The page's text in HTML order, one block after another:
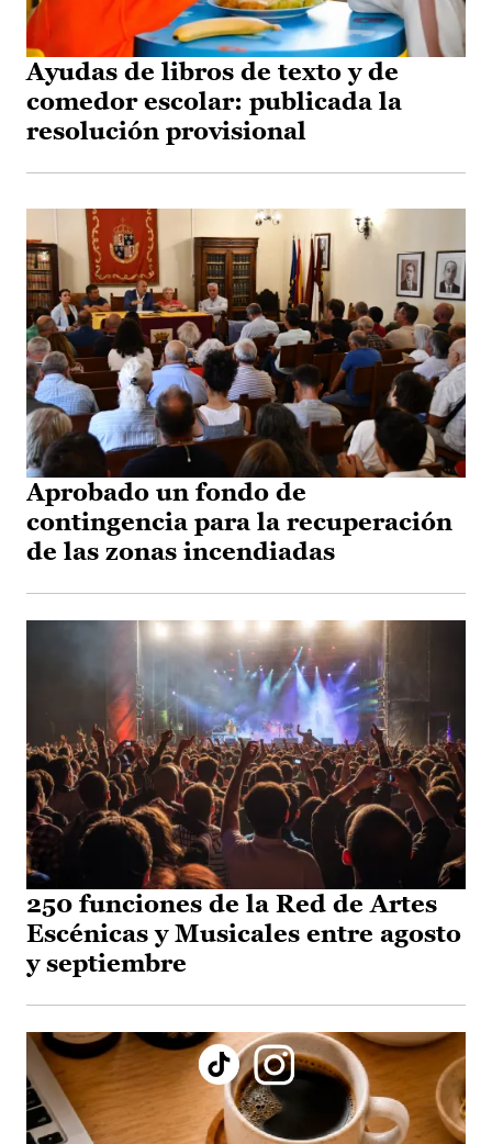
Ayudas de libros de texto y de
comedor escolar: publicada la
resolución provisional
Aprobado un fondo de
contingencia para la recuperación
de las zonas incendiadas
250 funciones de la Red de Artes
Escénicas y Musicales entre agosto
y septiembre